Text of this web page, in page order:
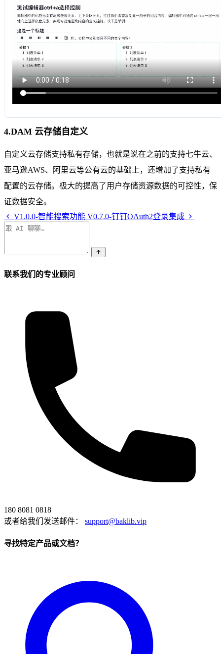
4.DAM 云存储自定义
自定义云存储支持私有存储，也就是说在之前的支持七牛云、
亚马逊AWS、阿里云等公有云的基础上，还增加了支持私有
配置的云存储。极大的提高了用户存储资源数据的可控性，保
证数据安全。
V1.0.0-智能搜索功能 V0.7.0-钉钉OAuth2登录集成
联系我们的专业顾问
180 8081 0818
或者给我们发送邮件：
support@baklib.vip
寻找特定产品或文档？